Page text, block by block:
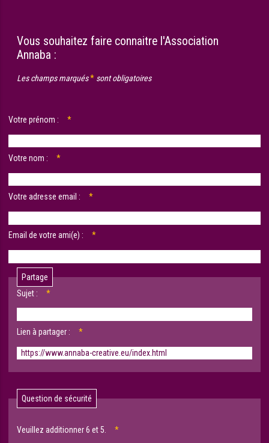
Vous souhaitez faire connaitre l'Association
Annaba :
Les champs marqués* sont obligatoires
Champ
Votre prénom : *
Champ
Votre nom : *
Champ
Votre adresse email : *
Champ
Email de votre ami(e) : *
Partage
Champ
Sujet : *
Champ
Lien à partager : *
Question de sécurité
Veuillez additionner 6 et 5. *